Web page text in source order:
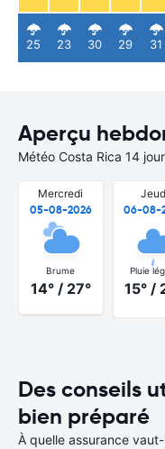
25 23 30 29 31
Aperçu
Météo Costa Rica 14
Mercredi
05-08-2026
Brume
14° / 27°
06-08-
Pluie
15° /
Des conseils
bien préparé
À quelle assurance